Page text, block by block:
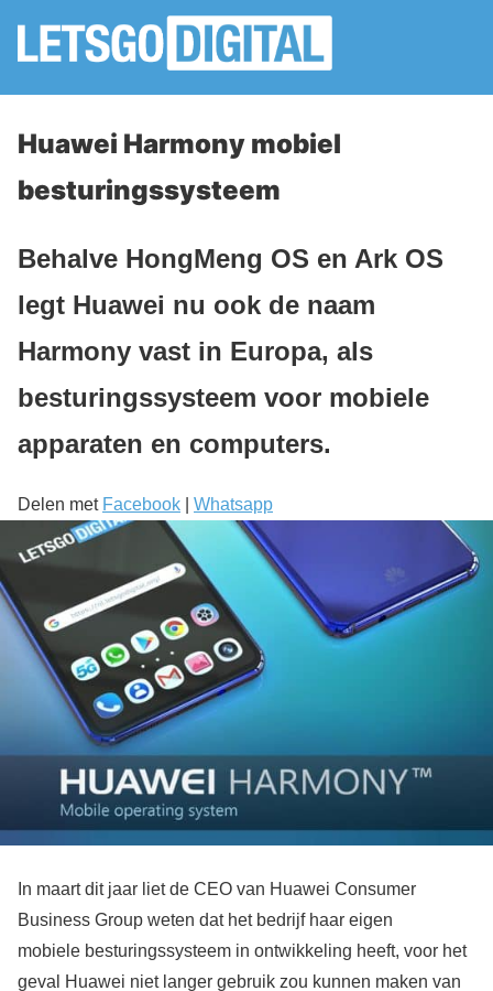
Huawei Harmony mobiel
besturingssysteem
Behalve HongMeng OS en Ark OS
legt Huawei nu ook de naam
Harmony vast in Europa, als
besturingssysteem voor mobiele
apparaten en computers.
Delen met Facebook Whatsapp
In maart dit jaar liet de CEO van Huawei Consumer
Business Group weten dat het bedrijf haar eigen
mobiele besturingssysteem in ontwikkeling heeft, voor het
geval Huawei niet langer gebruik zou kunnen maken van